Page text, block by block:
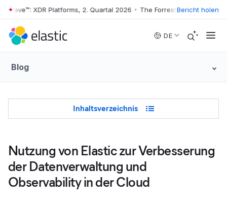
Skip to main content
Wave™: XDR Platforms, 2. Quartal 2026 • The Forrester Wave™: XDR
Bericht holen
DE
Blog
Table of Contents
Inhaltsverzeichnis
Nutzung von Elastic zur Verbesserung
der Datenverwaltung und
Observability in der Cloud